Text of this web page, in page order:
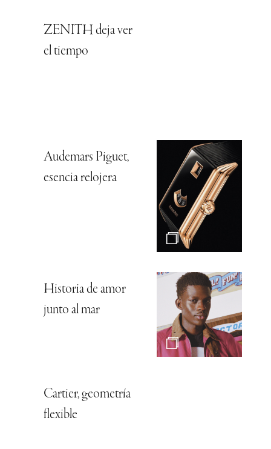
ZENITH deja ver
el tiempo
Audemars Piguet,
esencia relojera
Historia de amor
junto al mar
Cartier, geometría
flexible